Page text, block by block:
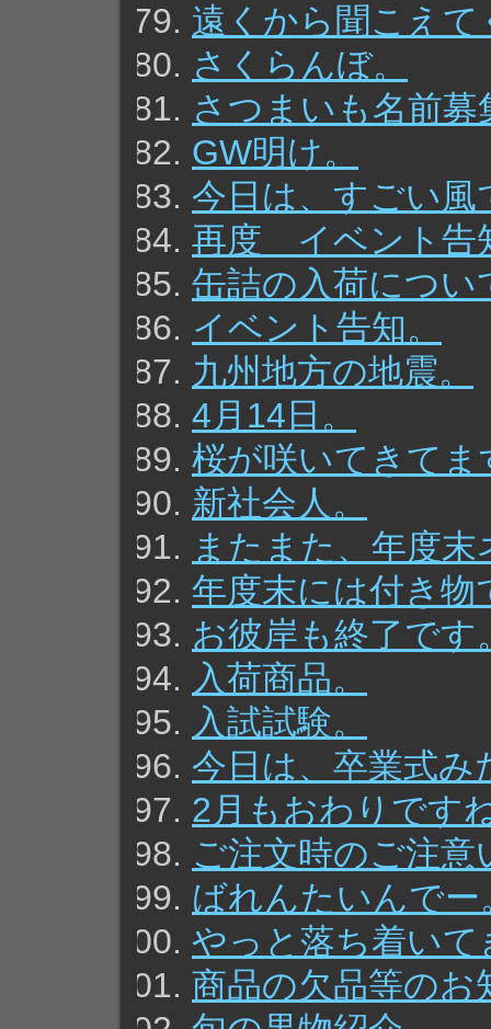
遠くから聞こえ
さくらんぼ。
さつまいも名前募
GW明け。
今日は、すごい風
再度 イベント告
缶詰の入荷につい
イベント告知。
九州地方の地震。
4月14日。
桜が咲いてきてま
新社会人。
またまた、年度
年度末には付き物
お彼岸も終了です
入荷商品。
入試試験。
今日は、卒業式み
2月もおわりです
ご注文時のご注意
ばれんたいんでー
やっと落ち着いて
商品の欠品等のお